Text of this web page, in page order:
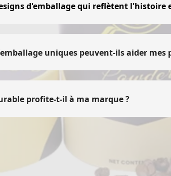
d'emballage qui reflètent l'histoire
votre marque et créer des designs
uniques peuvent-ils aider mes
sont exposées sur une étagère
votre marque plutôt que
profite-t-il à ma marque ?
pour des matériaux et des pratiques
durables créent une perception
cela correspond à la demande
le marché.